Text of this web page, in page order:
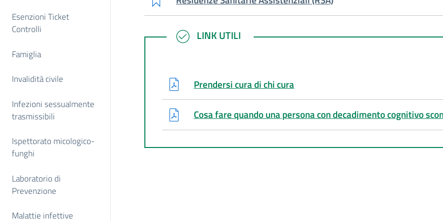
Esenzioni Ticket
Controlli
Famiglia
Invalidità civile
Infezioni sessualmente
trasmissibili
Ispettorato micologico-
funghi
Laboratorio di
Prevenzione
Malattie infettive
LINK UTILI
LINK UTILI
Prendersi cura di chi cura
Cosa fare quando una persona con decadimento cognitivo